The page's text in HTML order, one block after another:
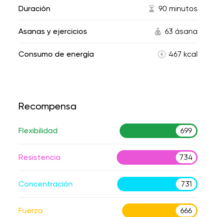
Duración 90 minutos
Asanas y ejercicios 63 ásana
Consumo de energía 467 kcal
Recompensa
Flexibilidad 699
Resistencia 734
Concentración 731
Fuerza 666